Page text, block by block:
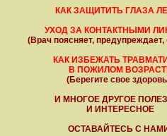
КАК ЗАЩИТИТЬ ГЛАЗА
УХОД ЗА КОНТАКТНЫМИ
(Врач поясняет, предупреждает,
КАК ИЗБЕЖАТЬ
В ПОЖИЛОМ
(Берегите свое
И МНОГОЕ ДРУГОЕ
И ИНТЕРЕСНОЕ
ОСТАВАЙТЕСЬ С